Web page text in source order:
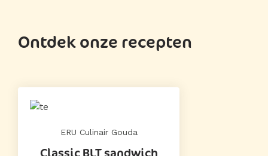
Ontdek onze recepten
ERU Culinair Gouda
Classic BLT sandwich